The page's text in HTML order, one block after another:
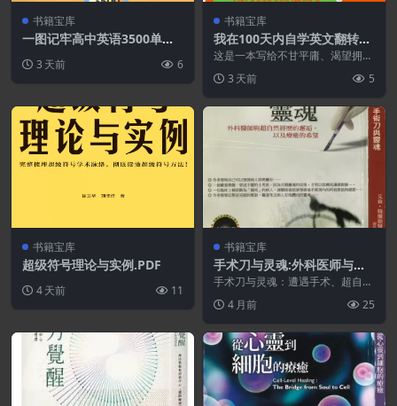
书籍宝库
一图记牢高中英语3500单词.
3 天前 6
书籍宝库
我在100天内自学英文翻转人
生 : 跟读电影成为英文口说高
手
这是一本写给不甘平庸、渴望拥有
在书中,梦想导师张...
3 天前 5
书籍宝库
超级符号理论与实例.PDF
4 天前 11
书籍宝库
手术刀与灵魂:外科医师与超
自然经历的邂逅,以及疗愈的
希望.PDF
手术刀与灵魂：遭遇手术、超自然
n... 4 月前 25